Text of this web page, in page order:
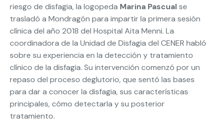
riesgo de disfagia, la logopeda Marina Pascualse
trasladó a Mondragón para impartir la primera sesión
clínica del año 2018 del Hospital Aita Menni. La
coordinadora de la Unidad de Disfagia del CENER habló
sobre su experiencia en la detección y tratamiento
clínico de la disfagia. Su intervención comenzó por un
repaso del proceso deglutorio, que sentó las bases
para dar a conocer la disfagia, sus características
principales, cómo detectarla y su posterior
tratamiento.